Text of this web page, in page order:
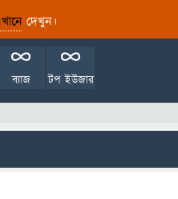
দেখুন।
টপ ইউজার
ব্যাজ